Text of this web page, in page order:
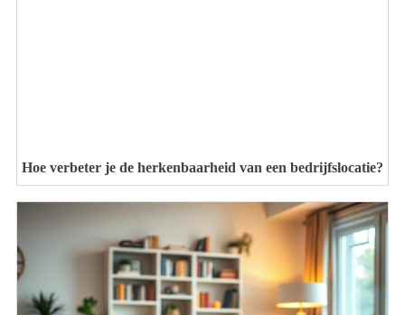
Hoe verbeter je de herkenbaarheid van een bedrijfslocatie?